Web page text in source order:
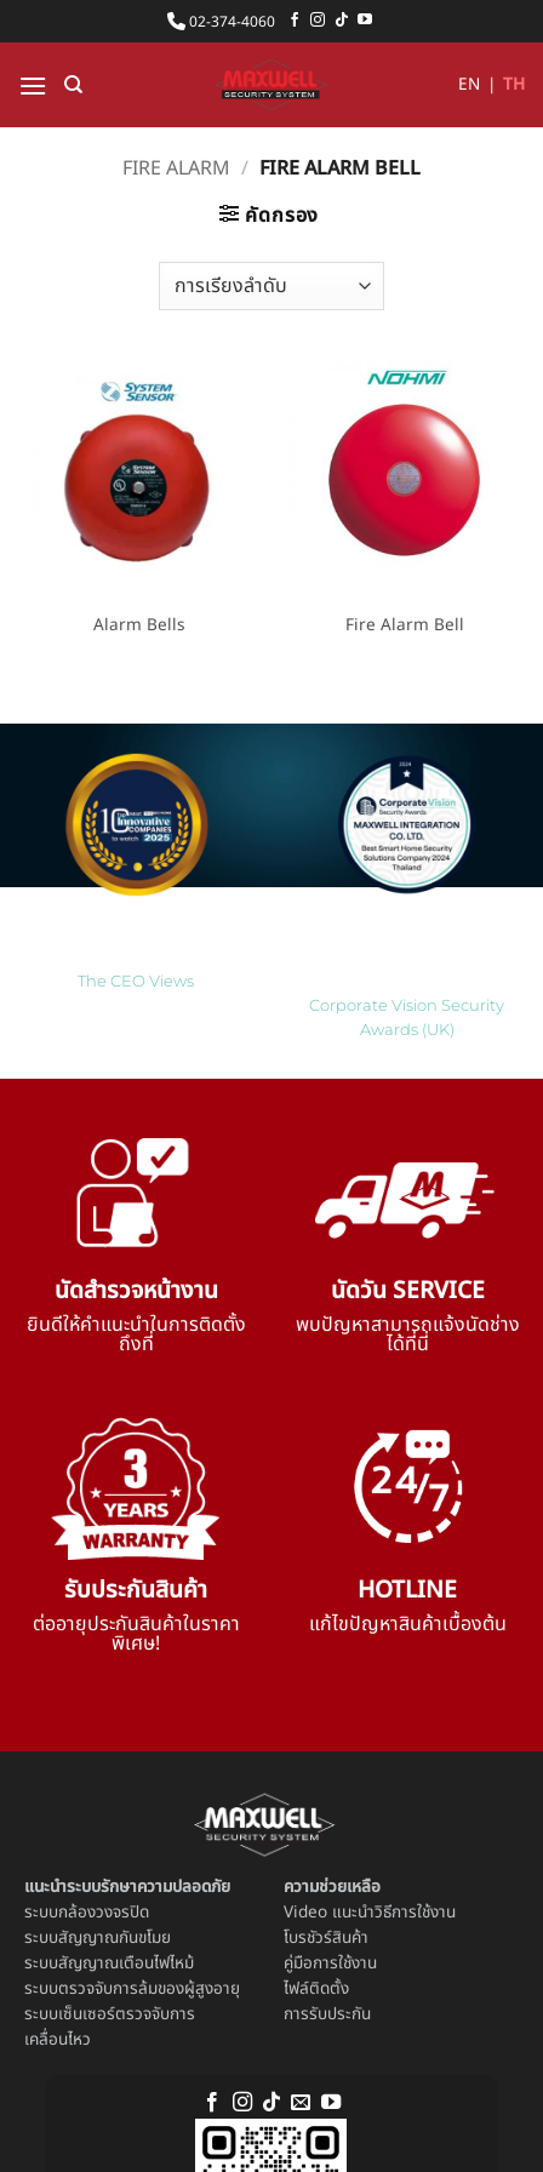
ไป
ยัง
เนื้อหา
02-374-4060
EN | TH
FIRE ALARM / FIRE ALARM BELL
คัดกรอง
Alarm Bells Fire Alarm Bell
The CEO Views
Corporate Vision Security
Awards (UK)
นัดสำรวจหน้างาน
ยินดีให้คำแนะนำในการติดตั้ง
ถึงที่
นัดวัน SERVICE
พบปัญหาสามารถแจ้งนัดช่าง
ได้ที่นี่
รับประกันสินค้า
ต่ออายุประกันสินค้าในราคา
พิเศษ!
HOTLINE
แก้ไขปัญหาสินค้าเบื้องต้น
แนะนำระบบรักษาความปลอดภัย
ระบบกล้องวงจรปิด
ระบบสัญญาณกันขโมย
ระบบสัญญาณเตือนไฟไหม้
ระบบตรวจจับการล้มของผู้สูงอายุ
ระบบเซ็นเซอร์ตรวจจับการ
เคลื่อนไหว
ความช่วยเหลือ
Video แนะนำวิธีการใช้งาน
โบรชัวร์สินค้า
คู่มือการใช้งาน
ไฟล์ติดตั้ง
การรับประกัน